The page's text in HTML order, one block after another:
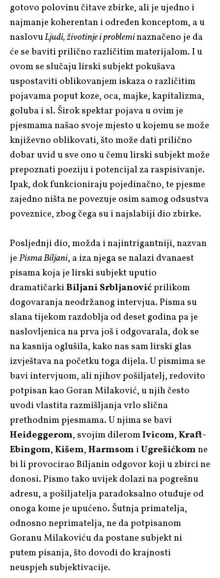
gotovo polovinu čitave zbirke, ali je ujedno i
najmanje koherentan i određen konceptom, a u
naslovuLjudi, životinje i probleminaznačeno je da
će se baviti prilično različitim materijalom. I u
ovom se slučaju lirski subjekt pokušava
uspostaviti oblikovanjem iskaza o različitim
pojavama poput koze, oca, majke, kapitalizma,
goluba i sl. Širok spektar pojava u ovim je
pjesmama našao svoje mjesto u kojemu se može
književno oblikovati, što može dati prilično
dobar uvid u sve ono u čemu lirski subjekt može
prepoznati poeziju i potencijal za raspisivanje.
Ipak, dok funkcioniraju pojedinačno, te pjesme
zajedno ništa ne povezuje osim samog odsustva
poveznice, zbog čega su i najslabiji dio zbirke.
Posljednji dio, možda i najintrigantniji, nazvan
jePisma Biljani, a iza njega se nalazi dvanaest
pisama koja je lirski subjekt uputio
dramatičarkiBiljani Srbljanovićprilikom
dogovaranja neodržanog intervjua. Pisma su
slana tijekom razdoblja od deset godina pa je
naslovljenica na prva još i odgovarala, dok se
na kasnija oglušila, kako nas sam lirski glas
izvještava na početku toga dijela. U pismima se
bavi intervjuom, ali njihov pošiljatelj, redovito
potpisan kao Goran Milaković, u njih često
uvodi vlastita razmišljanja vrlo slična
prethodnim pjesmama. U njima se bavi
Heideggerom, svojim dileromIvicom,Kraft-
Ebingom,Kišem,Harmsom iUgrešićkomne
bi li provocirao Biljanin odgovor koji u zbirci ne
donosi. Pismo tako uvijek dolazi na pogrešnu
adresu, a pošiljatelja paradoksalno otuđuje od
onoga kome je upućeno. Šutnja primatelja,
odnosno neprimatelja, ne da potpisanom
Goranu Milakoviću da postane subjekt ni
putem pisanja, što dovodi do krajnosti
neuspjeh subjektivacije.